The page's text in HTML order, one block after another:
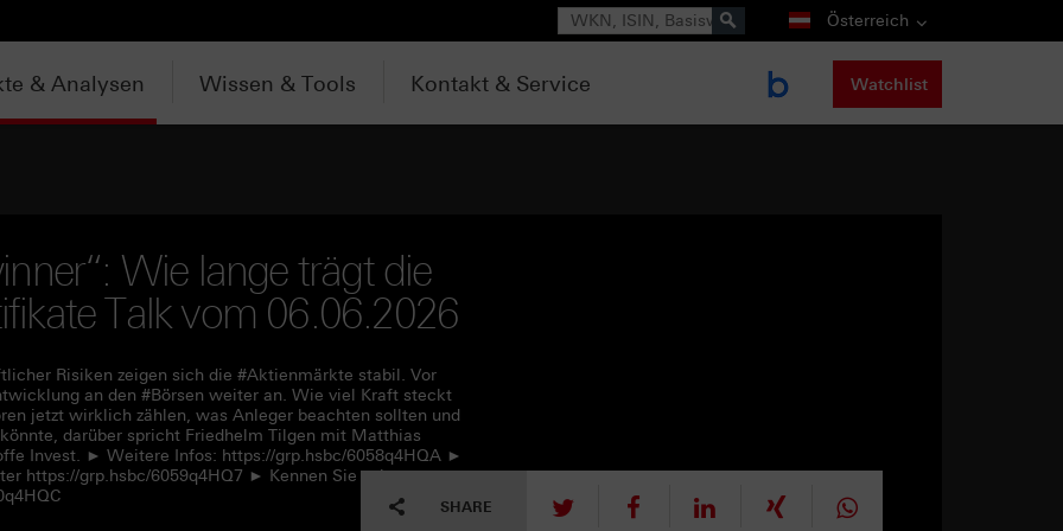
Suche Österreich
& Analysen Wissen & Tools Kontakt & Service Watchlist
Wie lange trägt die
Talk vom 06.06.2026
Risiken zeigen sich die #Aktienmärkte stabil. Vor
an den #Börsen weiter an. Wie viel Kraft steckt
jetzt wirklich zählen, was Anleger beachten sollten und
darüber spricht Friedhelm Tilgen mit Matthias
Invest. ► Weitere Infos: https://grp.hsbc/6058q4HQA ►
https://grp.hsbc/6059q4HQ7 ► Kennen Sie schon
SHARE tweet mitteilen